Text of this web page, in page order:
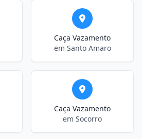
Caça Vazamento
em Santo Amaro
Caça Vazamento
em Socorro